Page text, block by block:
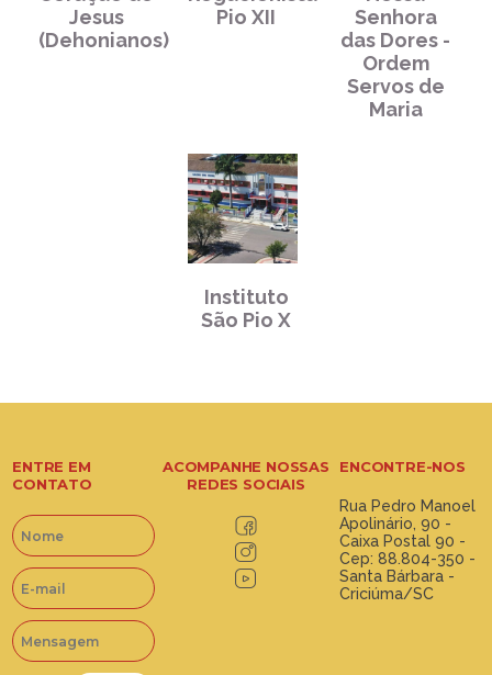
Jesus
(Dehonianos)
Pio XII
Senhora
das Dores -
Ordem
Servos de
Maria
Instituto
São Pio X
ENTRE EM
CONTATO
ACOMPANHE NOSSAS
REDES SOCIAIS
ENCONTRE-NOS
Rua Pedro Manoel
Apolinário, 90 -
Caixa Postal 90 -
Cep: 88.804-350 -
Santa Bárbara -
Criciúma/SC